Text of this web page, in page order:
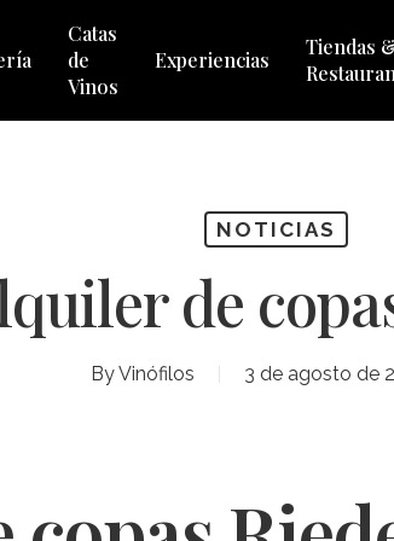
Catas
de
Vinos
Experiencias
Tiendas
NOTICIAS
de
ByVinófilos 3 de agosto de